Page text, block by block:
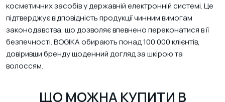
косметичних засобів у державній електронній системі. Це
підтверджує відповідність продукції чинним вимогам
законодавства, що дозволяє впевнено переконатися в її
безпечності. BOGIKA обирають понад 100 000 клієнтів,
довіривши бренду щоденний догляд за шкірою та
волоссям.
ЩО МОЖНА КУПИТИ В